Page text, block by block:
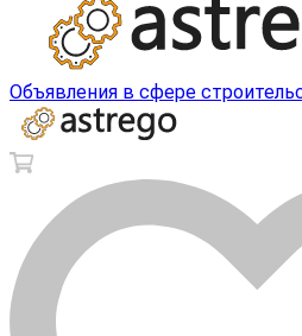
Объявления в сфере